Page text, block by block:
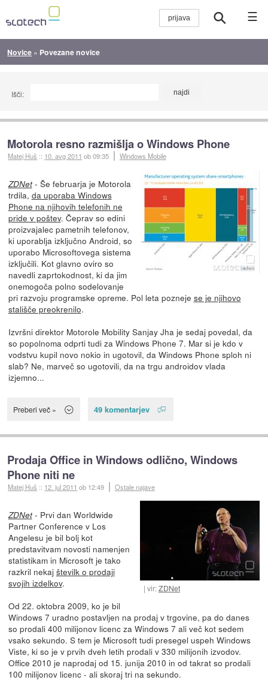
☰
Novice » Povezane novice
Išči:
Motorola resno razmišlja o Windows Phone
Matej Huš :: 10. avg 2011 ob 09:35 Windows Mobile
ZDNet- Še februarja je Motorola
trdila, da uporaba Windows
Phone na njihovih telefonih ne
pride v poštev. Čeprav so edini
proizvajalec pametnih telefonov,
ki uporablja izključno Android, so
uporabo Microsoftovega sistema
izključili. Kot glavno oviro so
navedli zaprtokodnost, ki da jim
onemogoča polno sodelovanje
pri razvoju programske opreme. Pol leta pozneje se je njihovo
stališče preokrenilo.
Izvršni direktor Motorole Mobility Sanjay Jha je sedaj povedal, da
so popolnoma odprti tudi za Windows Phone 7. Mar si je kdo v
vodstvu kupil novo nokio in ugotovil, da Windows Phone sploh ni
slab? Ne, marveč so ugotovili, da na trgu androidov vlada
izjemno...
Preberi več » 49 komentarjev
Prodaja Office in Windows odlično, Windows
Phone niti ne
Matej Huš :: 12. jul 2011 ob 12:49 Ostale najave
vir:ZDNet
ZDNet- Prvi dan Worldwide
Partner Conference v Los
Angelesu je bil bolj kot
predstavitvam novosti namenjen
statistikam in Microsoft je tako
razkril nekaj številk o prodaji
svojih izdelkov.
Od 22. oktobra 2009, ko je bil
Windows 7 uradno postavljen na prodaj v trgovine, pa do danes
so prodali 400 milijonov licenc za Windows 7 ali več kot sedem
vsako sekundo. S tem je Microsoft tudi presegel uspeh Windows
Viste, ki so je v prvih dveh letih prodali v 330 milijonih izvodov.
Office 2010 je naprodaj od 15. junija 2010 in od takrat so prodali
100 milijonov licenc - ali skoraj tri na sekundo.